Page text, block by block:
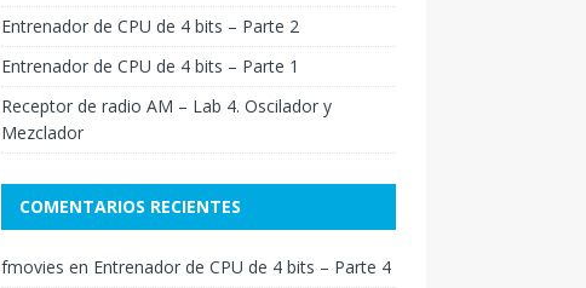
Entrenador de CPU de 4 bits – Parte 2
Entrenador de CPU de 4 bits – Parte 1
Receptor de radio AM – Lab 4. Oscilador y
Mezclador
COMENTARIOS RECIENTES
fmovies en Entrenador de CPU de 4 bits – Parte 4